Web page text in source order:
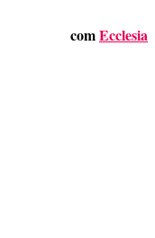
comEcclesia